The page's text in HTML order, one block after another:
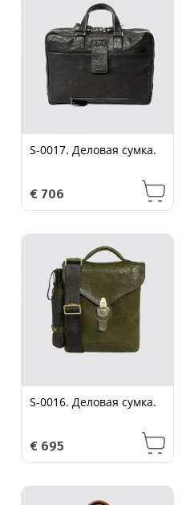
S-0017. Деловая сумка.
€ 706
S-0016. Деловая сумка.
€ 695